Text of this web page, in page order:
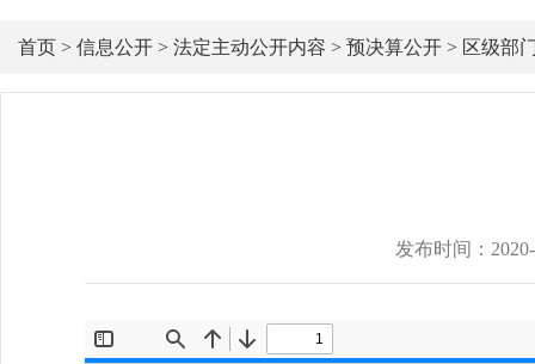
首页 > 信息公开 > 法定主动公开内容 > 预决算公开 > 区级部
发布时间：